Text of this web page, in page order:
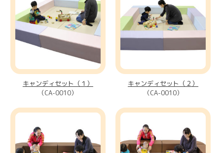
キャンディセット（１）
（CA-0010）
キャンディセット（２）
（CA-0010）